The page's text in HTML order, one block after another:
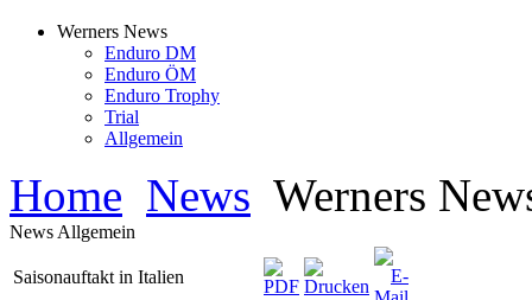
Werners News
Enduro DM
Enduro ÖM
Enduro Trophy
Trial
Allgemein
Home News Werners
News Allgemein
Saisonauftakt in Italien